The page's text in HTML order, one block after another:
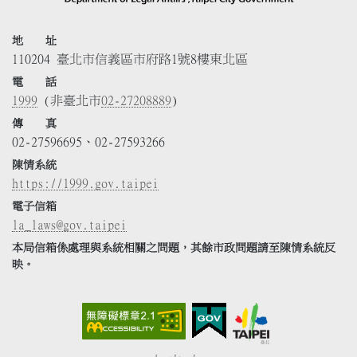
地 址
110204 臺北市信義區市府路1號8樓東北區
電 話
1999 (非臺北市02-27208889)
傳 真
02-27596695、02-27593266
陳情系統
https://1999.gov.taipei
電子信箱
la_laws@gov.taipei
本局信箱係處理與系統相關之問題，其餘市政問題請至陳情系統反
映。